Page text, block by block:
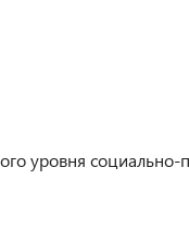
уровня